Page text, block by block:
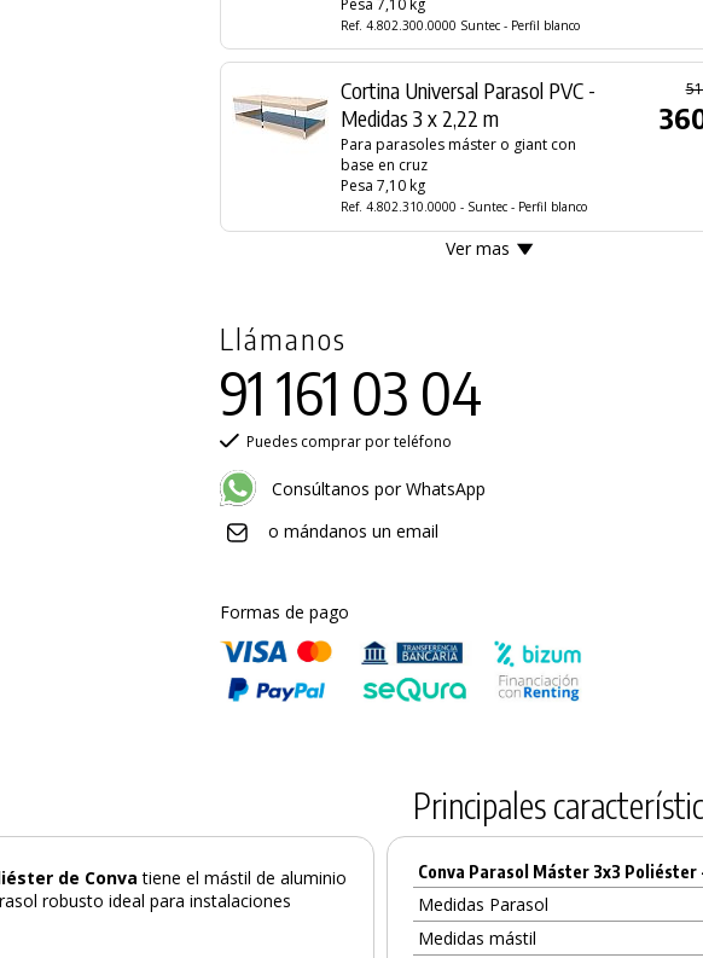
PRODUCTO AÑADIDO AL CARRITO
Pesa 7,10 kg
Ref. 4.802.300.0000 Suntec - Perfil blanco
Cortina Universal Parasol PVC -
Medidas 3 x 2,22 m
Para parasoles máster o giant con
base en cruz
Pesa 7,10 kg
Ref. 4.802.310.0000 - Suntec - Perfil blanco
Ver mas
Llámanos
91 161 03 04
Puedes comprar por teléfono
Consúltanos por WhatsApp
o mándanos un email
Formas de pago
de Conva tiene el mástil de aluminio
robusto ideal para instalaciones
Principales
Conva Parasol Máster 3x3
Medidas Parasol
Medidas mástil